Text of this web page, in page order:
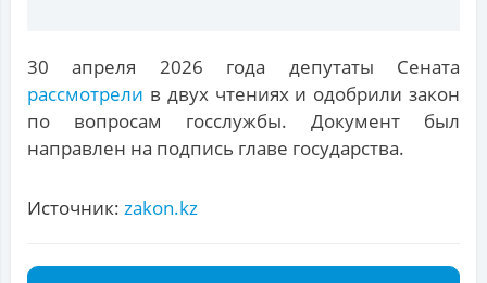
30 апреля 2026 года депутаты Сената
рассмотрели в двух чтениях и одобрили закон
по вопросам госслужбы. Документ был
направлен на подпись главе государства.
Источник: zakon.kz